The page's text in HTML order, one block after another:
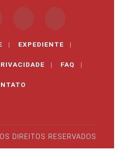
| EXPEDIENTE |
| FAQ |
DIREITOS RESERVADOS.